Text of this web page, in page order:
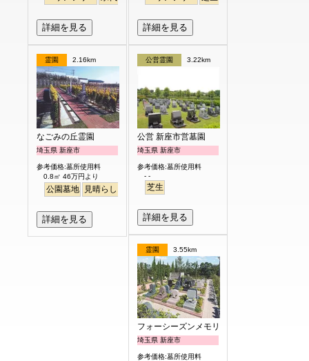
詳細を見る 詳細を見る
霊園 2.16km
なごみの丘霊園
埼玉県 新座市
参考価格:墓所使用料
0.8㎡ 46万円より
公園墓地 見晴らし・眺望 バリアフリー
詳細を見る
公営霊園 3.22km
公営 新座市営墓園
埼玉県 新座市
参考価格:墓所使用料
- -
芝生
詳細を見る
霊園 3.55km
フォーシーズンメモリアル新座
埼玉県 新座市
参考価格:墓所使用料